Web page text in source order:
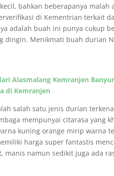
bahkan beberapanya malah
di Kementrian terkait
adalah buah ini punya cukup
dingin. Menikmati buah durian
Alasmalang Kemranjen
di Kemranjen
salah satu jenis durian
mempunyai citarasa yang
kuning orange mirip warna
harga super fantastis
manis namun sedikit juga ada